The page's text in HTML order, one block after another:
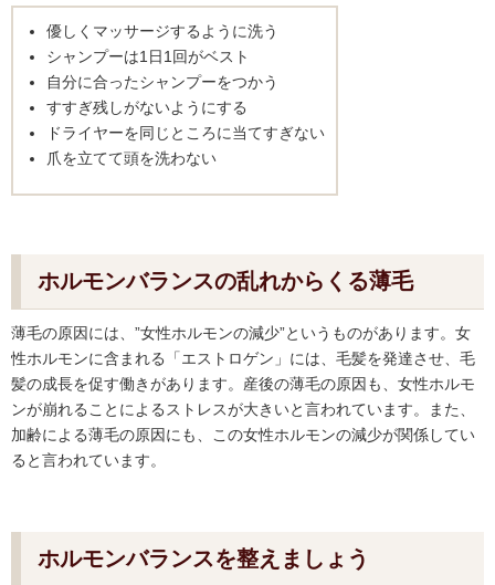
優しくマッサージするように洗う
シャンプーは1日1回がベスト
自分に合ったシャンプーをつかう
すすぎ残しがないようにする
ドライヤーを同じところに当てすぎない
爪を立てて頭を洗わない
ホルモンバランスの乱れからくる薄毛
薄毛の原因には、”女性ホルモンの減少”というものがあります。女
性ホルモンに含まれる「エストロゲン」には、毛髪を発達させ、毛
髪の成長を促す働きがあります。産後の薄毛の原因も、女性ホルモ
ンが崩れることによるストレスが大きいと言われています。また、
加齢による薄毛の原因にも、この女性ホルモンの減少が関係してい
ると言われています。
ホルモンバランスを整えましょう